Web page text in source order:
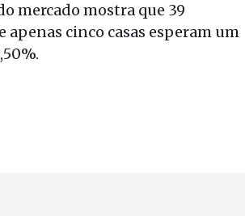
mercado mostra que 39
apenas cinco casas esperam um